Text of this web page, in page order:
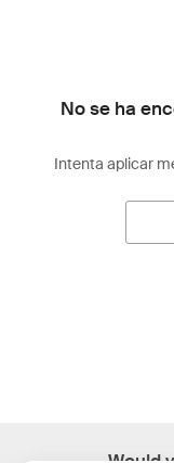
No se ha
Intenta aplicar